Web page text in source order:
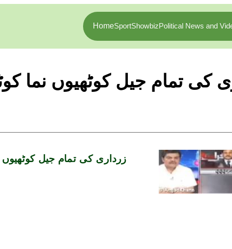
HomeSportShowbizPolitical News and
کی تمام جیل کوٹھیوں نما